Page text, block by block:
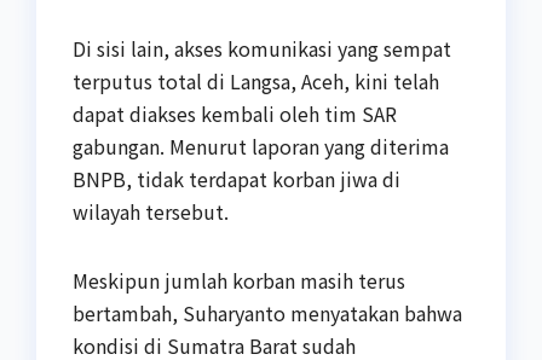
Di sisi lain, akses komunikasi yang sempat
terputus total di Langsa, Aceh, kini telah
dapat diakses kembali oleh tim SAR
gabungan. Menurut laporan yang diterima
BNPB, tidak terdapat korban jiwa di
wilayah tersebut.
Meskipun jumlah korban masih terus
bertambah, Suharyanto menyatakan bahwa
kondisi di Sumatra Barat sudah